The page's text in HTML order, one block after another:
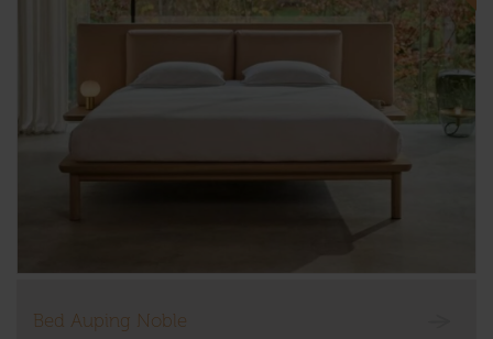
Bed Auping Noble